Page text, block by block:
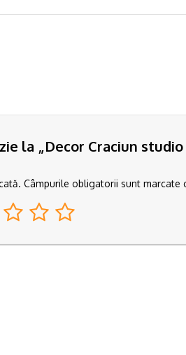
la „Decor Craciun
Câmpurile obligatorii sunt marcate